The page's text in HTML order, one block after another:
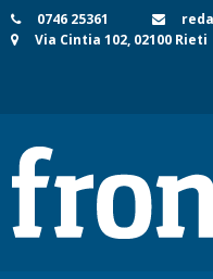
Skip
to
0746 25361
Via Cintia 102, 02100 Rieti